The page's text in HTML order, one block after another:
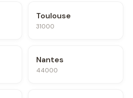
Toulouse
31000
Nantes
44000